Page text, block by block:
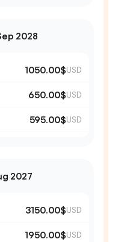
2028
1050.00$USD
650.00$USD
595.00$USD
2027
3150.00$USD
1950.00$USD